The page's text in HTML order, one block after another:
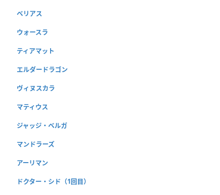
ベリアス
ウォースラ
ティアマット
エルダードラゴン
ヴィヌスカラ
マティウス
ジャッジ・ベルガ
マンドラーズ
アーリマン
ドクター・シド（1回目）